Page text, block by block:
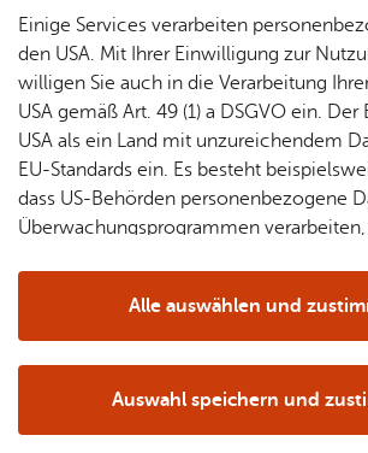
Ämter
A–Z
Diens
t­leis­
tun­gen
A–Z
For­
fent­li­
che
Be­
kannt­
ma­
chun­
& TV
Pres­se
Bil­
dung
& Be­
treu­
ung
Potz­
be­
treu­
ung
Schu­
len
Bau­
stel­len
& Um­
Um­
welt
Sa­nie­
ren &
bi­li­en
Stadt­
Un­ter­kunft bu­chen
Abreise
Einige Services verarbeiten
den USA. Mit Ihrer Einwilligung zur
willigen Sie auch in die Verarbeitung
USA gemäß Art. 49 (1) a DSGVO ein. Der
USA als ein Land mit unzureichendem
EU-Standards ein. Es besteht
dass US-Behörden personenbezogene
Überwachungsprogrammen
Auswahl speichern und
Alle auswählen und